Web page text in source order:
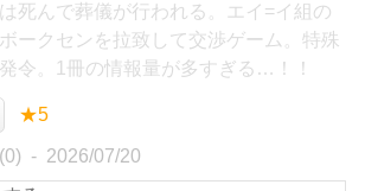
死んで葬儀が行われる。エイ=イ組の
ークセンを拉致して交渉ゲーム。特殊
令。1冊の情報量が多すぎる…！！
★5
2026/07/20